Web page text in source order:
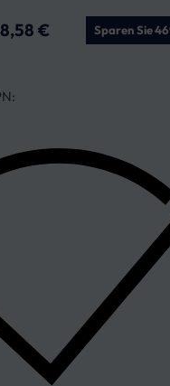
€ Sparen Sie